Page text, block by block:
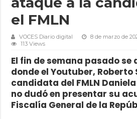
el FMLN
VOCES Diario digital 8 de marzo de
113 Views
El fin de semana pasado
donde el Youtuber, Roberto
candidata del FMLN
no dudó en presentar su
Fiscalía General de la